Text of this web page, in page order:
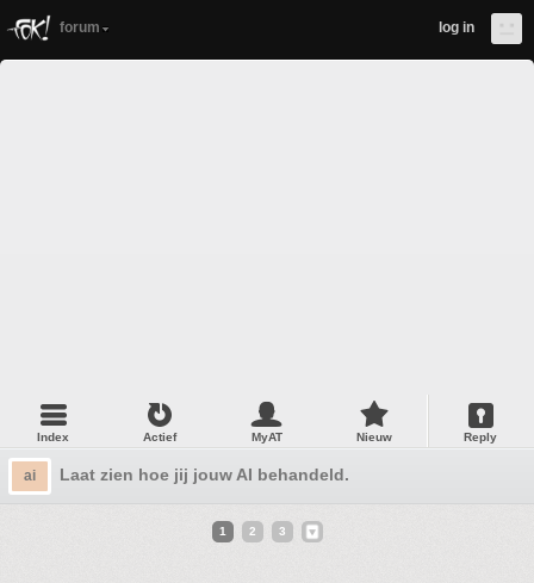
forum log in
Index Actief MyAT Nieuw Reply
ai Laat zien hoe jij jouw AI behandeld.
1 2 3